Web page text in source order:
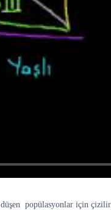
düşen popülasyonlar için